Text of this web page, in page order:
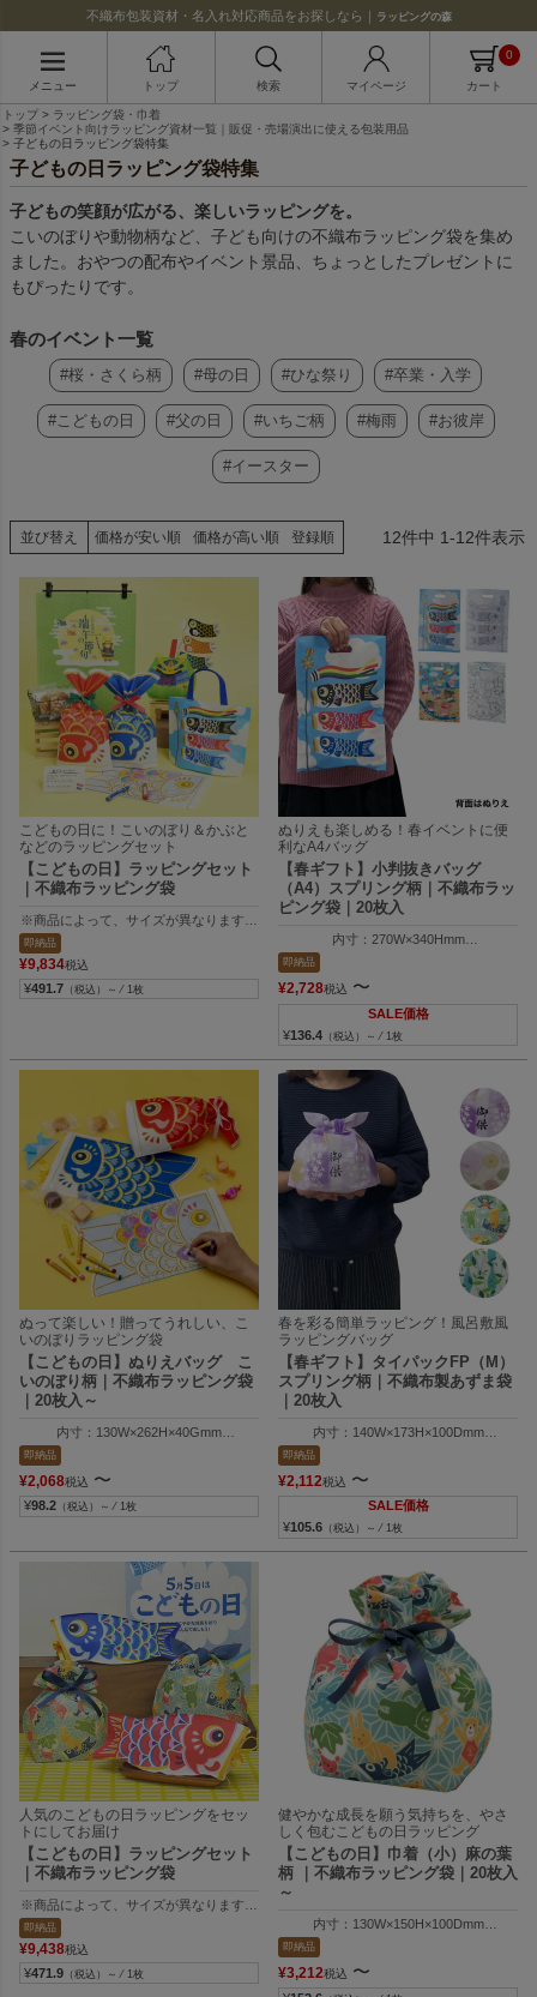
不織布包装資材・名入れ対応商品をお探しなら｜ ラッピングの森
メニュー トップ 検索 マイページ カート
0
トップ
ラッピング袋・巾着
季節イベント向けラッピング資材一覧｜販促・売場演出に使える包装用品
子どもの日ラッピング袋特集
子どもの日ラッピング袋特集
子どもの笑顔が広がる、楽しいラッピングを。
こいのぼりや動物柄など、子ども向けの不織布ラッピング袋を集め
ました。おやつの配布やイベント景品、ちょっとしたプレゼントに
もぴったりです。
春のイベント一覧
#桜・さくら柄 #母の日 #ひな祭り #卒業・入学
#こどもの日 #父の日 #いちご柄 #梅雨 #お彼岸
#イースター
並び替え 価格が安い順 価格が高い順 登録順 12件中 1-12件表示
こどもの日に！こいのぼり＆かぶと
などのラッピングセット
【こどもの日】ラッピングセット
｜不織布ラッピング袋
※商品によって、サイズが異なります。
１）内寸：130W×262H×40Dmm 外寸：130W×300H×40Dmm
２）内寸：130W×262H×40Dmm 外寸：130W×300H×40Dmm
３）内寸：146W×158H×74Dmm 外寸：146W×175H×74Dmm
４）内寸：138W×105H×107Dmm 外寸：144W×113H×113Dmm
即納品
¥9,834税込
¥491.7 （税込）～ ⁄ 1枚
ぬりえも楽しめる！春イベントに便
利なA4バッグ
【春ギフト】小判抜きバッグ
（A4）スプリング柄｜不織布ラッ
ピング袋｜20枚入
内寸：270W×340Hmm
即納品
¥2,728税込 〜
SALE価格
¥136.4 （税込）～ ⁄ 1枚
ぬって楽しい！贈ってうれしい、こ
いのぼりラッピング袋
【こどもの日】ぬりえバッグ こ
いのぼり柄｜不織布ラッピング袋
｜20枚入～
内寸：130W×262H×40Gmm
外寸：130W×300H×40Gmm
即納品
¥2,068税込 〜
¥98.2 （税込）～ ⁄ 1枚
春を彩る簡単ラッピング！風呂敷風
ラッピングバッグ
【春ギフト】タイパックFP（M）
スプリング柄｜不織布製あずま袋
｜20枚入
内寸：140W×173H×100Dmm
外寸：140W×188H×100Dmm
即納品
¥2,112税込 〜
SALE価格
¥105.6 （税込）～ ⁄ 1枚
人気のこどもの日ラッピングをセッ
トにしてお届け
【こどもの日】ラッピングセット
｜不織布ラッピング袋
※商品によって、サイズが異なります。
３）内寸：140W×173H×100Dmm 外寸：140W×188H×100Dmm
即納品
¥9,438税込
¥471.9 （税込）～ ⁄ 1枚
健やかな成長を願う気持ちを、やさ
しく包むこどもの日ラッピング
【こどもの日】巾着（小）麻の葉
柄 ｜不織布ラッピング袋｜20枚入
～
内寸：130W×150H×100Dmm
外寸：130W×215H×100Dmm
即納品
¥3,212税込 〜